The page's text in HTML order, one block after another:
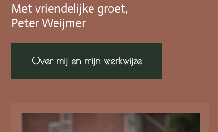
Met vriendelijke groet,
Peter Weijmer
Over mij en mijn werkwijze